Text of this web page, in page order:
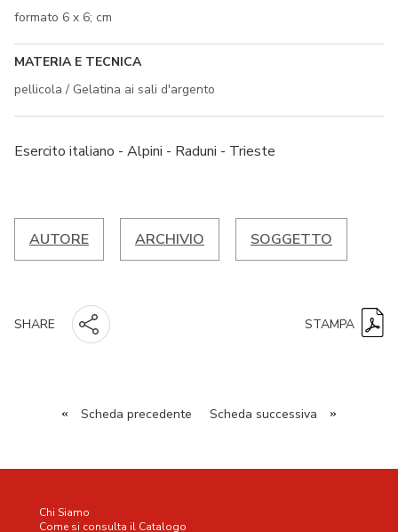
formato 6 x 6; cm
MATERIA E TECNICA
pellicola / Gelatina ai sali d'argento
Esercito italiano - Alpini - Raduni - Trieste
AUTORE ARCHIVIO SOGGETTO
SHARE STAMPA
« Scheda precedente Scheda successiva »
Chi Siamo
Come si consulta il Catalogo